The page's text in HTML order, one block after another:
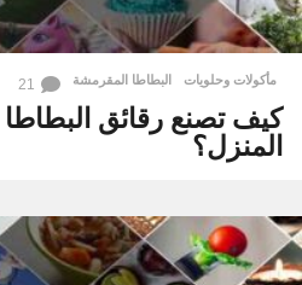
مأكولات وحلويات البطاطا المقرمشة 21
كيف تصنع رقائق
المنزل؟